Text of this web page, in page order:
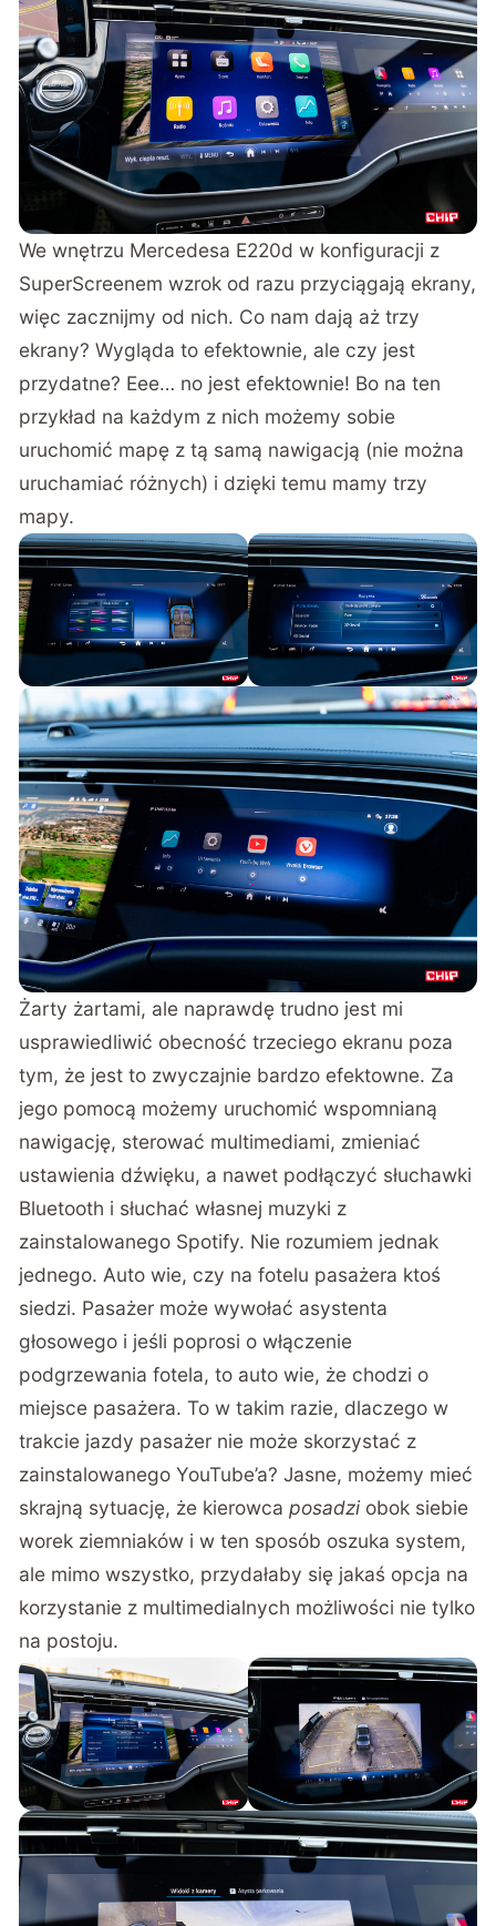
We wnętrzu Mercedesa E220d w konfiguracji z
SuperScreenem wzrok od razu przyciągają ekrany,
więc zacznijmy od nich. Co nam dają aż trzy
ekrany? Wygląda to efektownie, ale czy jest
przydatne? Eee… no jest efektownie! Bo na ten
przykład na każdym z nich możemy sobie
uruchomić mapę z tą samą nawigacją (nie można
uruchamiać różnych) i dzięki temu mamy trzy
mapy.
Żarty żartami, ale naprawdę trudno jest mi
usprawiedliwić obecność trzeciego ekranu poza
tym, że jest to zwyczajnie bardzo efektowne. Za
jego pomocą możemy uruchomić wspomnianą
nawigację, sterować multimediami, zmieniać
ustawienia dźwięku, a nawet podłączyć słuchawki
Bluetooth i słuchać własnej muzyki z
zainstalowanego Spotify. Nie rozumiem jednak
jednego. Auto wie, czy na fotelu pasażera ktoś
siedzi. Pasażer może wywołać asystenta
głosowego i jeśli poprosi o włączenie
podgrzewania fotela, to auto wie, że chodzi o
miejsce pasażera. To w takim razie, dlaczego w
trakcie jazdy pasażer nie może skorzystać z
zainstalowanego YouTube’a? Jasne, możemy mieć
skrajną sytuację, że kierowcaposadzi obok siebie
worek ziemniaków i w ten sposób oszuka system,
ale mimo wszystko, przydałaby się jakaś opcja na
korzystanie z multimedialnych możliwości nie tylko
na postoju.